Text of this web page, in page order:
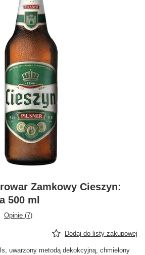
Zamkowy Cieszyn:
500 ml
Opinie (7)
Dodaj do listy zakupowej
uwarzony metodą dekokcyjną, chmielony